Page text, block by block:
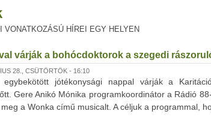
VONATKOZÁSÚ HÍREI EGY HELYEN
várják a bohócdoktorok a szegedi
28., CSÜTÖRTÖK - 16:10
egybekötött jótékonysági nappal várják a
Gere Anikó Mónika programkoordinátor a Rádió
a Wonka című musicalt. A céljuk a programmal,